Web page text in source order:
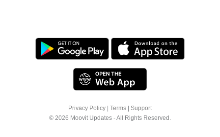
Privacy Policy Terms
Support
© 2026 Moovit Updates - All Rights Reserved.